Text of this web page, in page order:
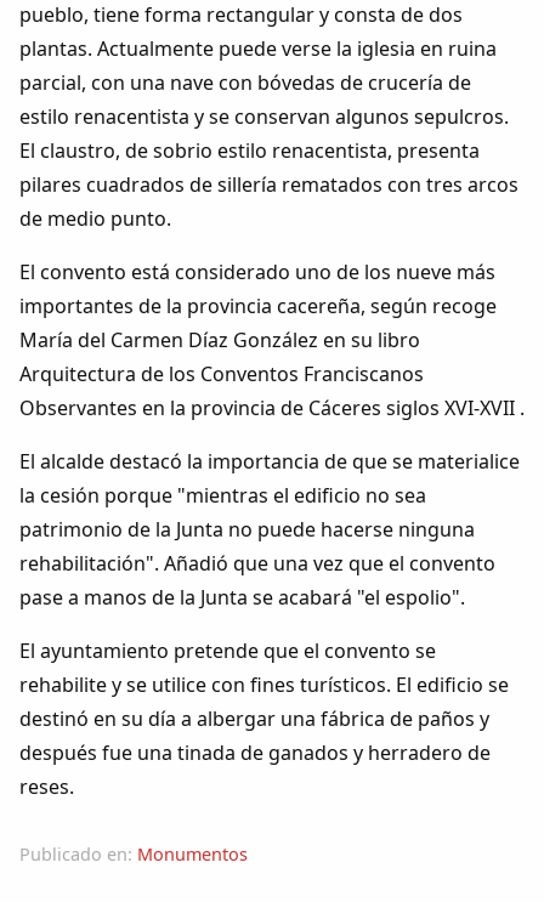
pueblo, tiene forma rectangular y consta de dos
plantas. Actualmente puede verse la iglesia en ruina
parcial, con una nave con bóvedas de crucería de
estilo renacentista y se conservan algunos sepulcros.
El claustro, de sobrio estilo renacentista, presenta
pilares cuadrados de sillería rematados con tres arcos
de medio punto.
El convento está considerado uno de los nueve más
importantes de la provincia cacereña, según recoge
María del Carmen Díaz González en su libro
Arquitectura de los Conventos Franciscanos
Observantes en la provincia de Cáceres siglos XVI-XVII .
El alcalde destacó la importancia de que se materialice
la cesión porque "mientras el edificio no sea
patrimonio de la Junta no puede hacerse ninguna
rehabilitación". Añadió que una vez que el convento
pase a manos de la Junta se acabará "el espolio".
El ayuntamiento pretende que el convento se
rehabilite y se utilice con fines turísticos. El edificio se
destinó en su día a albergar una fábrica de paños y
después fue una tinada de ganados y herradero de
reses.
Publicado en: Monumentos